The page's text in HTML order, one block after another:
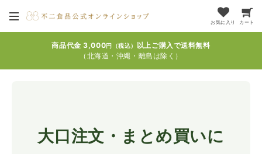
お気に入り カート
商品代金 3,000円（税込）
以上ご購入で送料無料
（北海道・沖縄・離島は除く）
大口注文・まとめ買いに